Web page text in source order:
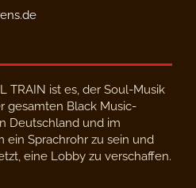
TRAIN ist es, der Soul-Musik
gesamten Black Music-
Deutschland und im
ein Sprachrohr zu sein und
eine Lobby zu verschaffen.